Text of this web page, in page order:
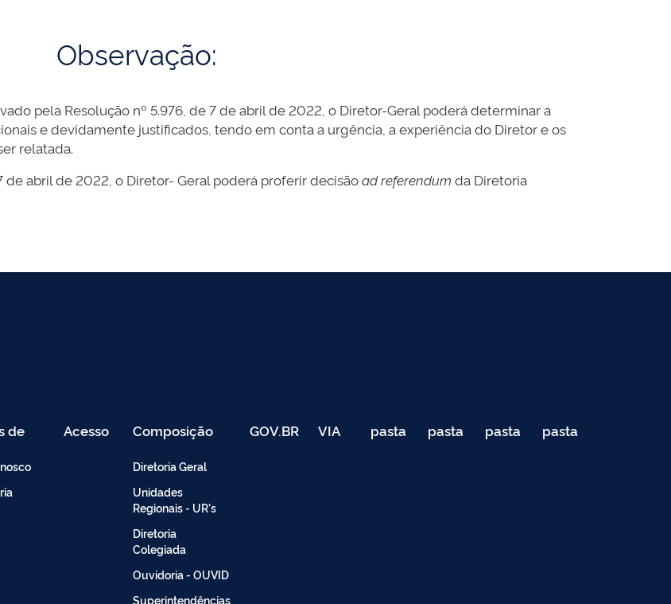
Observação:
pela Resolução nº 5.976, de 7 de abril de 2022, o Diretor-Geral poderá determinar a
e devidamente justificados, tendo em conta a urgência, a experiência do Diretor e os
relatada.
de abril de 2022, o Diretor- Geral poderá proferir decisãoad referendum da Diretoria
de Acesso Composição
Diretoria Geral
Unidades
Regionais - UR's
Diretoria
Colegiada
Ouvidoria - OUVID
Superintendências
GOV.BR VIA pasta
de
pasta
de
pasta
de
pasta
de